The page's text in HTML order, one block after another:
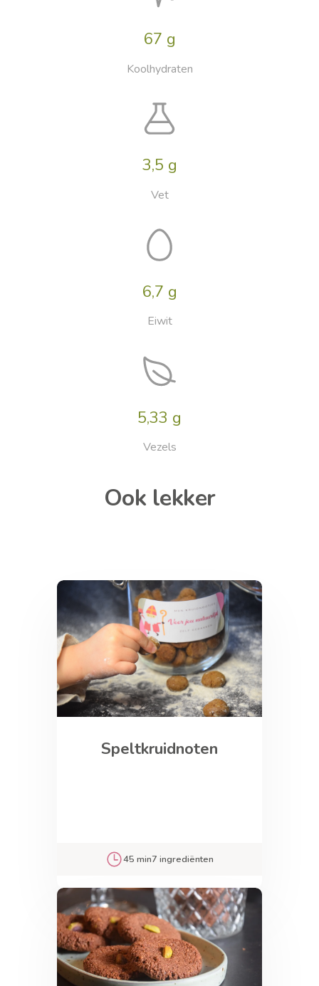
67 g
Koolhydraten
3,5 g
Vet
6,7 g
Eiwit
5,33 g
Vezels
Ook lekker
Speltkruidnoten
45 min7 ingrediënten